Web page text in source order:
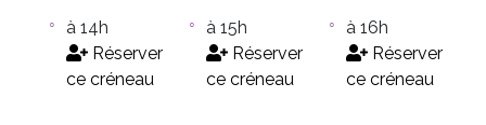
à 14h
Réserver
ce créneau
à 15h
Réserver
ce créneau
à 16h
Réserver
ce créneau